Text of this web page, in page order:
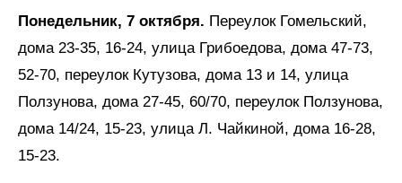
Понедельник, 7 октября. Переулок Гомельский,
дома 23-35, 16-24, улица Грибоедова, дома 47-73,
52-70, переулок Кутузова, дома 13 и 14, улица
Ползунова, дома 27-45, 60/70, переулок Ползунова,
дома 14/24, 15-23, улица Л. Чайкиной, дома 16-28,
15-23.